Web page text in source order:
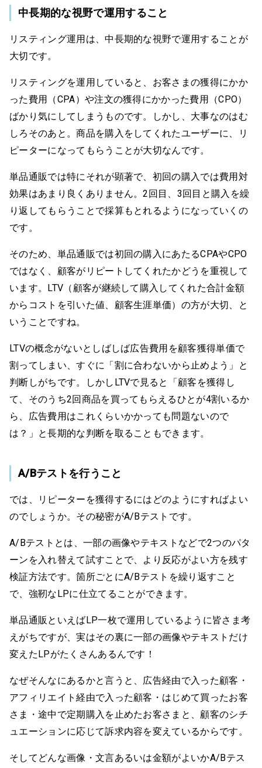
中長期的な視野で運用すること
リスティング運用は、中長期的な視野で運用することが
大切です。
リスティングを運用していると、お客さまの獲得にかか
った費用（CPA）や注文の獲得にかかった費用（CPO）
ばかり気にしてしまうものです。しかし、大事なのはむ
しろそのあと。商品を購入をしてくれたユーザーに、リ
ピーターになってもらうことが大切なんです。
単品通販では特にそれが顕著で、初回の購入では費用対
効果はあまり良くありません。2回目、3回目と購入を繰
り返してもらうことで採算もとれるようになっていくの
です。
そのため、単品通販では初回の購入にあたるCPAやCPO
ではなく、顧客がリピートしてくれたかどうを重視して
います。LTV（顧客が継続して購入してくれた合計金額
からコストを引いた値、顧客生涯単価）の方が大切、と
いうことですね。
LTVの概念がないとしばしば広告費用を顧客獲得単価で
割ってしまい、すぐに「割に合わないから止めよう」と
判断しがちです。しかしLTVで見ると「顧客を獲得し
て、そのうち2回商品を買ってもらえるひとが4割いるか
ら、広告費用はこれくらいかかっても問題ないので
は？」と長期的な判断を取ることもできます。
A/Bテストを行うこと
では、リピーターを獲得するにはどのようにすればよい
のでしょうか。その秘密がA/Bテストです。
A/Bテストとは、一部の画像やテキストなどで2つのパタ
ーンを入れ替えて試すことで、より反応がよい方を残す
検証方法です。箇所ごとにA/Bテストを繰り返すこと
で、強靭なLPに仕立てることができます。
単品通販といえばLP一枚で運用しているように皆さま考
えがちですが、実はその裏に一部の画像やテキストだけ
変えたLPがたくさんあるんです！
なぜそんなにあるかと言うと、広告経由で入った顧客・
アフィリエイト経由で入った顧客・はじめて買ったお客
さま・途中で定期購入を止めたお客さまと、顧客のシチ
ュエーションに応じて訴求内容を変えているからです。
そしてどんな画像・文言あるいは金額がよいかA/Bテス